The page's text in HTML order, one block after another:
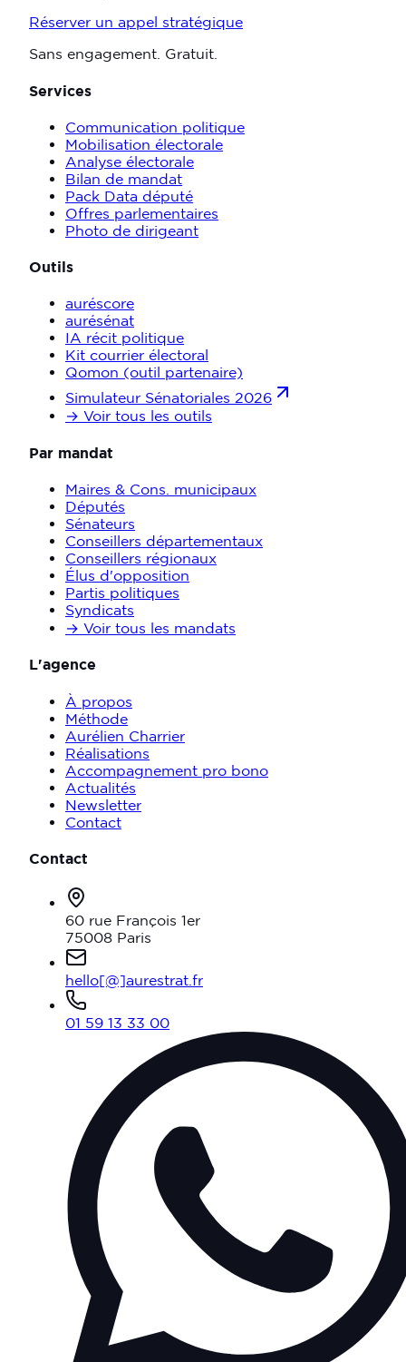
Réserver un appel stratégique
Sans engagement. Gratuit.
Services
Communication politique
Mobilisation électorale
Analyse électorale
Bilan de mandat
Pack Data député
Offres parlementaires
Photo de dirigeant
Outils
auréscore
aurésénat
IA récit politique
Kit courrier électoral
Qomon (outil partenaire)
Simulateur Sénatoriales 2026
→ Voir tous les outils
Par mandat
Maires & Cons. municipaux
Députés
Sénateurs
Conseillers départementaux
Conseillers régionaux
Élus d'opposition
Partis politiques
Syndicats
→ Voir tous les mandats
L'agence
À propos
Méthode
Aurélien Charrier
Réalisations
Accompagnement pro bono
Actualités
Newsletter
Contact
Contact
60 rue François 1er
75008 Paris
hello[@]aurestrat.fr
01 59 13 33 00